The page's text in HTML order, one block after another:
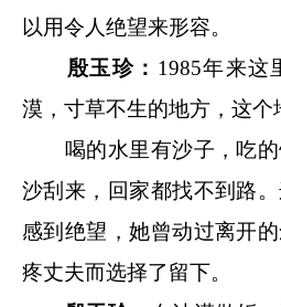
以用令人绝望来形容。
殷玉珍： 1985年来这
漠，寸草不生的地方，这个
喝的水里有沙子，吃的
沙刮来，回家都找不到路
感到绝望，她曾动过离开
疼丈夫而选择了留下。